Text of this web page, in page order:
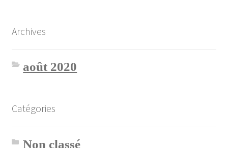
Archives
août 2020
Catégories
Non classé